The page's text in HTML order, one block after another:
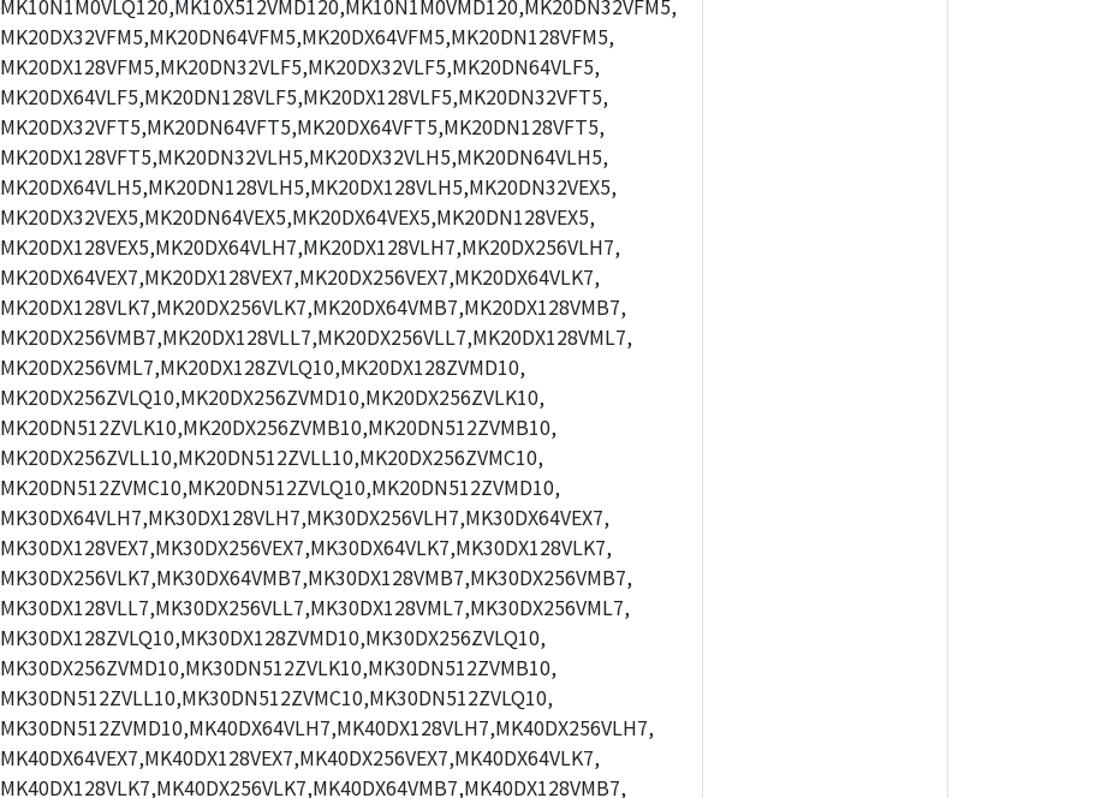
MK10N1M0VLQ120,MK10X512VMD120,MK10N1M0VMD120,MK20DN32VFM5,
MK20DX32VFM5,MK20DN64VFM5,MK20DX64VFM5,MK20DN128VFM5,
MK20DX128VFM5,MK20DN32VLF5,MK20DX32VLF5,MK20DN64VLF5,
MK20DX64VLF5,MK20DN128VLF5,MK20DX128VLF5,MK20DN32VFT5,
MK20DX32VFT5,MK20DN64VFT5,MK20DX64VFT5,MK20DN128VFT5,
MK20DX128VFT5,MK20DN32VLH5,MK20DX32VLH5,MK20DN64VLH5,
MK20DX64VLH5,MK20DN128VLH5,MK20DX128VLH5,MK20DN32VEX5,
MK20DX32VEX5,MK20DN64VEX5,MK20DX64VEX5,MK20DN128VEX5,
MK20DX128VEX5,MK20DX64VLH7,MK20DX128VLH7,MK20DX256VLH7,
MK20DX64VEX7,MK20DX128VEX7,MK20DX256VEX7,MK20DX64VLK7,
MK20DX128VLK7,MK20DX256VLK7,MK20DX64VMB7,MK20DX128VMB7,
MK20DX256VMB7,MK20DX128VLL7,MK20DX256VLL7,MK20DX128VML7,
MK20DX256VML7,MK20DX128ZVLQ10,MK20DX128ZVMD10,
MK20DX256ZVLQ10,MK20DX256ZVMD10,MK20DX256ZVLK10,
MK20DN512ZVLK10,MK20DX256ZVMB10,MK20DN512ZVMB10,
MK20DX256ZVLL10,MK20DN512ZVLL10,MK20DX256ZVMC10,
MK20DN512ZVMC10,MK20DN512ZVLQ10,MK20DN512ZVMD10,
MK30DX64VLH7,MK30DX128VLH7,MK30DX256VLH7,MK30DX64VEX7,
MK30DX128VEX7,MK30DX256VEX7,MK30DX64VLK7,MK30DX128VLK7,
MK30DX256VLK7,MK30DX64VMB7,MK30DX128VMB7,MK30DX256VMB7,
MK30DX128VLL7,MK30DX256VLL7,MK30DX128VML7,MK30DX256VML7,
MK30DX128ZVLQ10,MK30DX128ZVMD10,MK30DX256ZVLQ10,
MK30DX256ZVMD10,MK30DN512ZVLK10,MK30DN512ZVMB10,
MK30DN512ZVLL10,MK30DN512ZVMC10,MK30DN512ZVLQ10,
MK30DN512ZVMD10,MK40DX64VLH7,MK40DX128VLH7,MK40DX256VLH7,
MK40DX64VEX7,MK40DX128VEX7,MK40DX256VEX7,MK40DX64VLK7,
MK40DX128VLK7,MK40DX256VLK7,MK40DX64VMB7,MK40DX128VMB7,